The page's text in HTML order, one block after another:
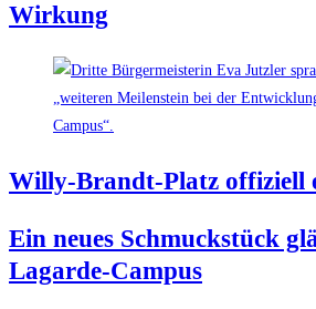
Wirkung
Wil­ly-Brandt-Platz offi­zi­ell
Ein neu­es Schmuck­stück
Lagarde-Campus